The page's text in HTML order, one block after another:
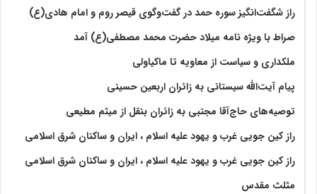
راز شگفت‌انگیز سوره حمد در گفت‌وگوی قیصر روم و امام هادی(ع)
صراط با ویژه نامه میلاد حضرت محمد مصطفی(ع) آمد
ملکداری و سیاست از معاویه تا ماکیاولی
پیام آیت‌الله سیستانی به زائران اربعین حسینی
توصیه‌های حاج‌آقا مجتبی به زائران بنقل از میثم مطیعی
راز کین جویی غرب و یهود علیه اسلام ، ایران و ساکنان شرق اسلامی
راز کین جویی غرب و یهود علیه اسلام ، ایران و ساکنان شرق اسلامی
مثلث مقدس